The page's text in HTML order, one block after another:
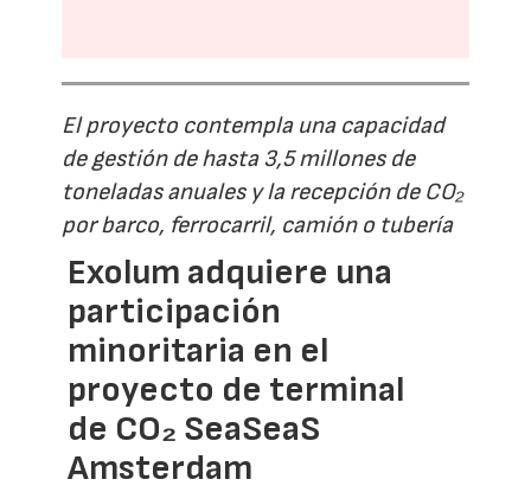
El proyecto contempla una capacidad
de gestión de hasta 3,5 millones de
toneladas anuales y la recepción de CO₂
por barco, ferrocarril, camión o tubería
Exolum adquiere una
participación
minoritaria en el
proyecto de terminal
de CO₂ SeaSeaS
Amsterdam